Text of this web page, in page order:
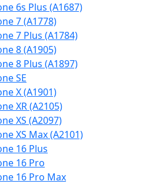
6s Plus (A1687)
7 (A1778)
7 Plus (A1784)
8 (A1905)
8 Plus (A1897)
SE
X (A1901)
XR (A2105)
XS (A2097)
XS Max (A2101)
16 Plus
16 Pro
16 Pro Max